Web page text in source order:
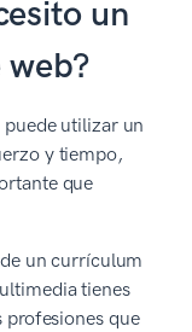
un
utilizar un
y tiempo,
que
un currículum
tienes
profesiones que